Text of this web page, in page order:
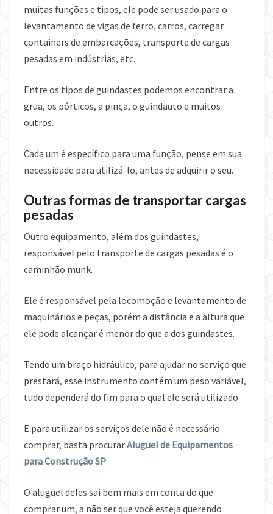
muitas funções e tipos, ele pode ser usado para o
levantamento de vigas de ferro, carros, carregar
containers de embarcações, transporte de cargas
pesadas em indústrias, etc.
Entre os tipos de guindastes podemos encontrar a
grua, os pórticos, a pinça, o guindauto e muitos
outros.
Cada um é específico para uma função, pense em sua
necessidade para utilizá-lo, antes de adquirir o seu.
Outras formas de transportar cargas
pesadas
Outro equipamento, além dos guindastes,
responsável pelo transporte de cargas pesadas é o
caminhão munk.
Ele é responsável pela locomoção e levantamento de
maquinários e peças, porém a distância e a altura que
ele pode alcançar é menor do que a dos guindastes.
Tendo um braço hidráulico, para ajudar no serviço que
prestará, esse instrumento contém um peso variável,
tudo dependerá do fim para o qual ele será utilizado.
E para utilizar os serviços dele não é necessário
comprar, basta procurarAluguel de Equipamentos
para Construção SP.
O aluguel deles sai bem mais em conta do que
comprar um, a não ser que você esteja querendo